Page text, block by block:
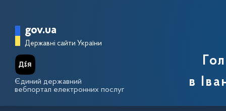
Головна сторінка Державної
gov.ua
Державні сайти України
Єдиний державний
вебпортал електронних послуг
в